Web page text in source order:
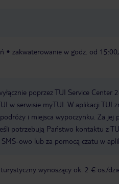
zakwaterowanie w godz. od
poprzez TUI Service Center
w serwisie myTUI. W aplikacji TUI
i miejsca wypoczynku. Za jej
potrzebują Państwo kontaktu z
owo lub za pomocą czatu w
wynoszący ok. 2 € os./